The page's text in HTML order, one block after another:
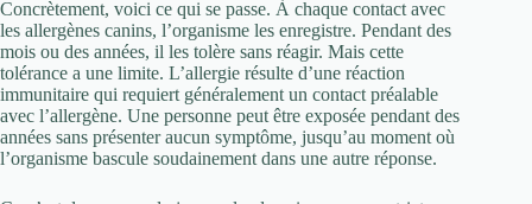
Concrètement, voici ce qui se passe. À chaque contact avec
les allergènes canins, l’organisme les enregistre. Pendant des
mois ou des années, il les tolère sans réagir. Mais cette
tolérance a une limite. L’allergie résulte d’une réaction
immunitaire qui requiert généralement un contact préalable
avec l’allergène. Une personne peut être exposée pendant des
années sans présenter aucun symptôme, jusqu’au moment où
l’organisme bascule soudainement dans une autre réponse.